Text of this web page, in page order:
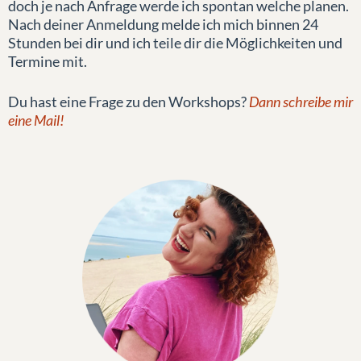
doch je nach Anfrage werde ich spontan welche planen.
Nach deiner Anmeldung melde ich mich binnen 24
Stunden bei dir und ich teile dir die Möglichkeiten und
Termine mit.
Du hast eine Frage zu den Workshops?Dann schreibe mir
eine Mail!